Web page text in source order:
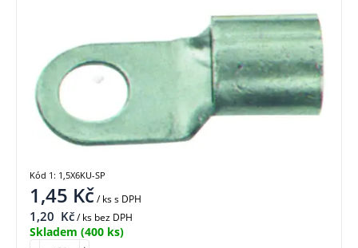
1,45 Kč/ kss DPH
1,20 Kč/ ks bez DPH
Skladem (400 ks)
Kód 1: 1,5X6KU-SP